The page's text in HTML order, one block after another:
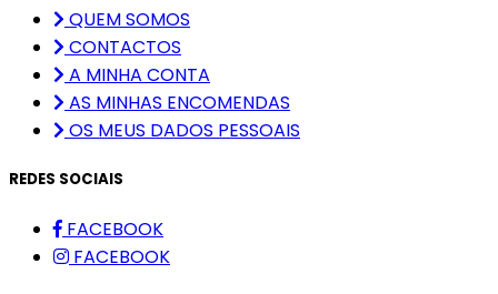
QUEM SOMOS
CONTACTOS
A MINHA CONTA
AS MINHAS ENCOMENDAS
OS MEUS DADOS PESSOAIS
REDES SOCIAIS
FACEBOOK
FACEBOOK